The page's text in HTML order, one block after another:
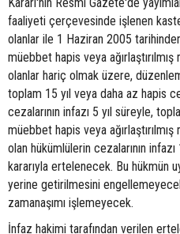
faaliyeti çerçevesinde işlenen
olanlar ile 1 Haziran 2005
müebbet hapis veya
olanlar hariç olmak üzere,
toplam 15 yıl veya daha az hapis
cezalarının infazı 5 yıl süreyle,
müebbet hapis veya
olan hükümlülerin cezalarının
kararıyla ertelenecek. Bu hükmün
yerine getirilmesini
zamanaşımı işlemeyecek.
İnfaz hakimi tarafından verilen